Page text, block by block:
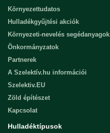
Környezettudatos
Hulladékgyűjtési akciók
Környezeti-nevelés segédanyagok
Önkormányzatok
Partnerek
A Szelektív.hu információi
Szelektiv.EU
Zöld építészet
Kapcsolat
Hulladéktípusok